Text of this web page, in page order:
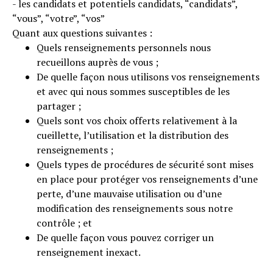
- les candidats et potentiels candidats, “candidats”,
“vous”, “votre”, “vos”
Quant aux questions suivantes :
Quels renseignements personnels nous
recueillons auprès de vous ;
De quelle façon nous utilisons vos renseignements
et avec qui nous sommes susceptibles de les
partager ;
Quels sont vos choix offerts relativement à la
cueillette, l’utilisation et la distribution des
renseignements ;
Quels types de procédures de sécurité sont mises
en place pour protéger vos renseignements d’une
perte, d’une mauvaise utilisation ou d’une
modification des renseignements sous notre
contrôle ; et
De quelle façon vous pouvez corriger un
renseignement inexact.